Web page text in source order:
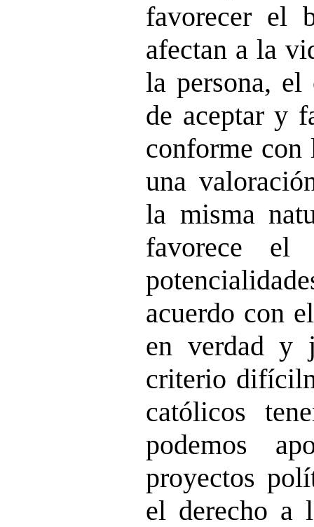
favorecer el
afectan a la
la persona,
de aceptar y
conforme con
una
la misma
favorece el
acuerdo con
en verdad y
criterio
católicos
podemos
proyectos
el derecho a